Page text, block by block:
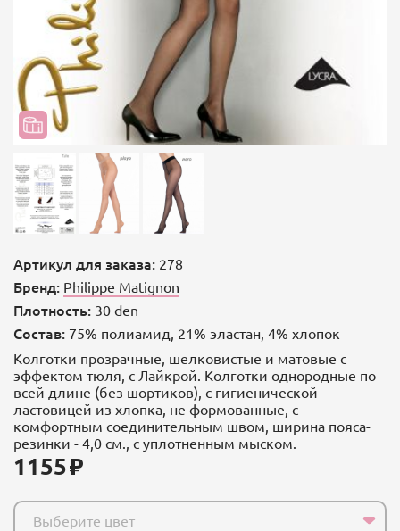
Артикул для заказа: 278
Бренд: Philippe Matignon
Плотность: 30 den
Состав: 75% полиамид, 21% эластан, 4% хлопок
Колготки прозрачные, шелковистые и матовые с
эффектом тюля, с Лайкрой. Колготки однородные по
всей длине (без шортиков), с гигиенической
ластовицей из хлопка, не формованные, с
комфортным соединительным швом, ширина пояса-
резинки - 4,0 см., с уплотненным мыском.
1155
Выберите цвет